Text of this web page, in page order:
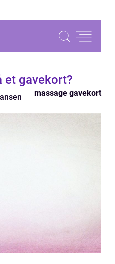
et gavekort?
massage gavekort